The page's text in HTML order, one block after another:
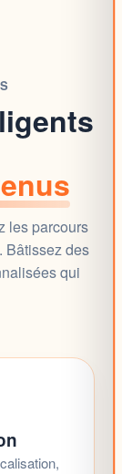
les parcours
Bâtissez des
qui